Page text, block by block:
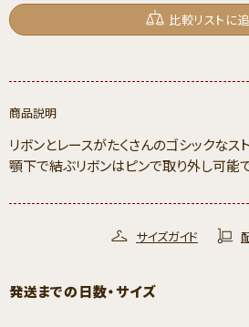
比較リストに
商品説明
リボンとレースがたくさんのゴシックなス
顎下で結ぶリボンはピンで取り外し可能
サイズガイド
発送までの日数・サイズ